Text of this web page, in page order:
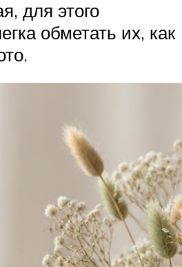
для этого
обметать их, как